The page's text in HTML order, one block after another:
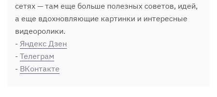
сетях — там еще больше полезных советов, идей,
а еще вдохновляющие картинки и интересные
видеоролики.
- Яндекс Дзен
- Телеграм
- ВКонтакте